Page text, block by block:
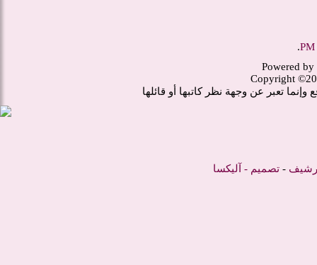
.
Powered
Copyright
تعبر عن وجهة نظر كاتبها أو قائلها
-تصميم - آليكسا